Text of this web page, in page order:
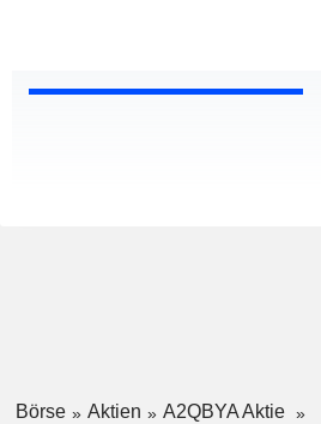
Börse Aktien
A2QBYA Aktie